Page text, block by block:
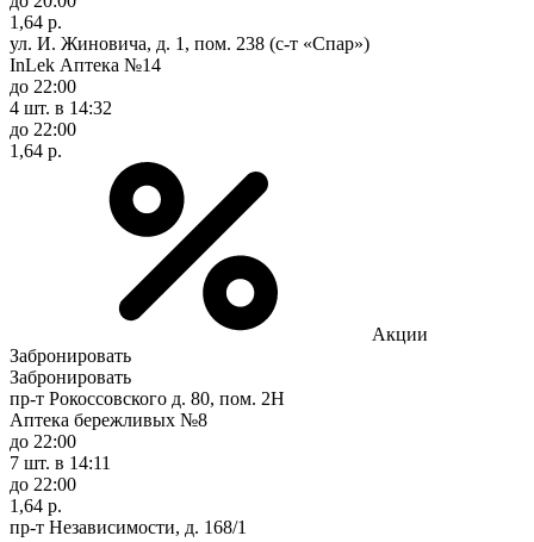
1,64 р.
ул. И. Жиновича, д. 1, пом. 238 (с-т «Спар»)
InLek Аптека №14
до 22:00
4 шт. в 14:32
до 22:00
1,64 р.
Акции
Забронировать
Забронировать
пр-т Рокоссовского д. 80, пом. 2Н
Аптека бережливых №8
до 22:00
7 шт. в 14:11
до 22:00
1,64 р.
пр-т Независимости, д. 168/1